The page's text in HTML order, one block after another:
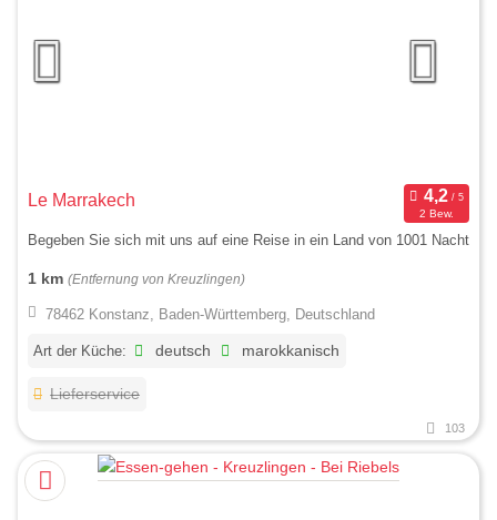
Le Marrakech
2 Bew.
Begeben Sie sich mit uns auf eine Reise in ein Land von 1001 Nacht
1 km (Entfernung von Kreuzlingen)
78462 Konstanz, Baden-Württemberg, Deutschland
Art der Küche: deutsch marokkanisch
Lieferservice
103